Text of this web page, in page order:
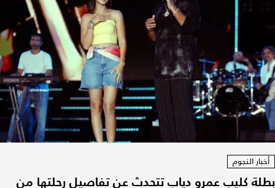
أخبار النجوم
بطلة كليب عمرو دياب تتحدث عن تفاصيل رحلتها من